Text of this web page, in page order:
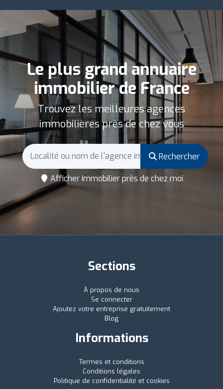
Le plus grand annuaire
immobilier de France
Trouvez les meilleures agences
immobilières près de chez vous
Rechercher
Afficher Immobilier près de chez moi
Sections
À propos de nous
Se connecter
Ajoutez votre entreprise gratuitement
Blog
Informations
Termes et conditions
Conditions légales
Politique de confidentialité et cookies